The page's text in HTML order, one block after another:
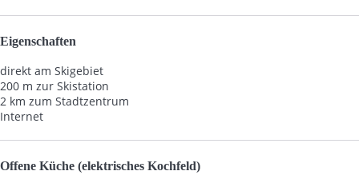
Eigenschaften
direkt am Skigebiet
200 m zur Skistation
2 km zum Stadtzentrum
Internet
Offene Küche (elektrisches Kochfeld)